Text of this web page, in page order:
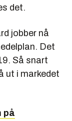
det.
jobber nå
Det
Så snart
ut i markedet
på